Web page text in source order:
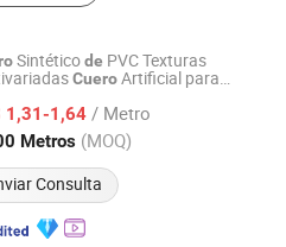
Sintéticode PVC Texturas
CueroArtificial para
1,31-1,64 / Metro
Metros (MOQ)
Consulta
Co., Ltd.
Desde 2012